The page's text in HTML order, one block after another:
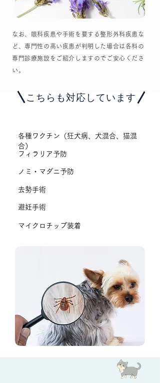
なお、眼科疾患や手術を要する整形外科疾患な
ど、専門性の高い疾患が判明した場合は各科の
専門診療施設をご紹介しますのでご安心くださ
い。
​こちらも対応しています
ノミ・マダニ予防
去勢手術
避妊手術
マイクロチップ装着
フィラリア予防
各種ワクチン（狂犬病、犬混合、猫混
合）